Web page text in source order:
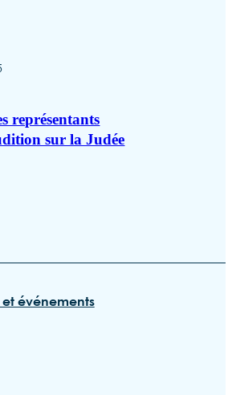
représentants
sur la Judée
et événements